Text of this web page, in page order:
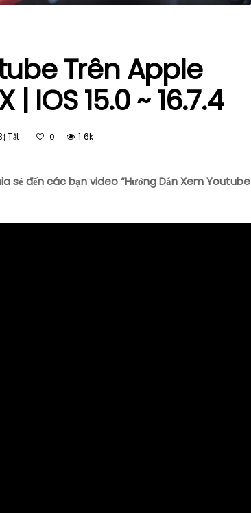
Trên Apple
IOS 15.0 ~ 16.7.4
Tắt
Xem
Apple
0 1.6k
sẻ đến các bạn video “Hướng Dẫn Xem Youtube